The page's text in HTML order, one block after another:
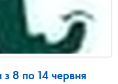
з 8 по 14 червня